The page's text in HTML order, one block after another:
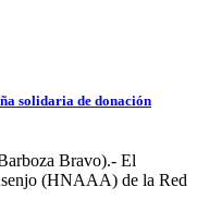
solidaria de donación
Bravo).- El
(HNAAA) de la Red